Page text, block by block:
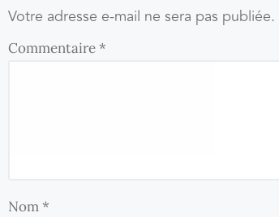
Votre adresse e-mail ne sera pas publiée.
Commentaire*
Nom*